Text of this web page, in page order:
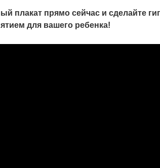
плакат прямо сейчас и сделайте
для вашего ребенка!